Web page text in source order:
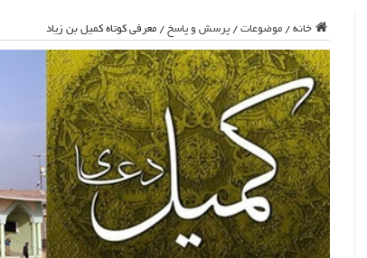
خانه / موضوعات / پرسش و پاسخ / معرفی کوتاه کمیل بن زیاد